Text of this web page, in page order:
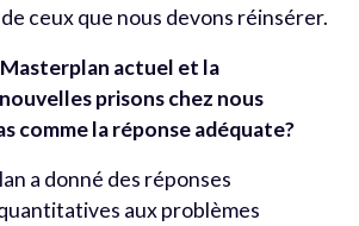
ceux que nous devons réinsérer.
actuel et la
prisons chez nous
comme la réponse adéquate?
a donné des réponses
aux problèmes